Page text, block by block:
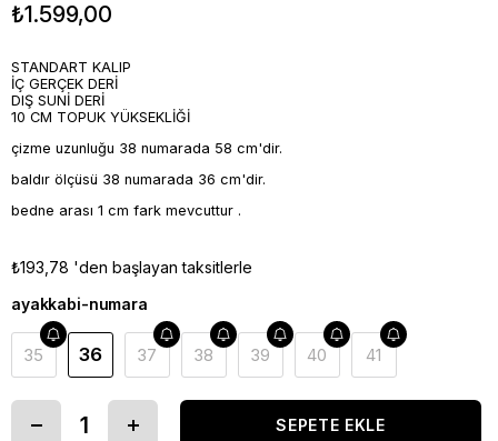
₺1.599,00
STANDART KALIP
İÇ GERÇEK DERİ
DIŞ SUNİ DERİ
10 CM TOPUK YÜKSEKLİĞİ
çizme uzunluğu 38 numarada 58 cm'dir.
baldır ölçüsü 38 numarada 36 cm'dir.
bedne arası 1 cm fark mevcuttur .
₺193,78 'den başlayan taksitlerle
ayakkabi-numara
35 36 37 38 39 40 41